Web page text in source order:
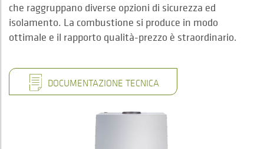
che raggruppano diverse opzioni di sicurezza ed
isolamento. La combustione si produce in modo
ottimale e il rapporto qualità-prezzo è straordinario.
DOCUMENTAZIONE TECNICA